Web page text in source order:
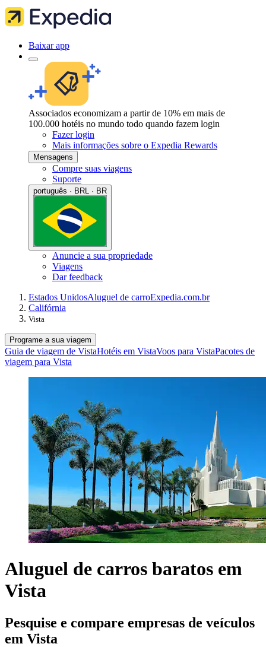
Baixar app
Associados economizam a partir de 10% em mais de
100.000 hotéis no mundo todo quando fazem login
Fazer login
Mais informações sobre o Expedia Rewards
Mensagens
Compre suas viagens
Suporte
português · BRL · BR
Anuncie a sua propriedade
Viagens
Dar feedback
Estados UnidosAluguel de carroExpedia.com.br
Califórnia
Vista
Programe a sua viagem
Guia de viagem de VistaHotéis em VistaVoos para VistaPacotes de
viagem para Vista
Aluguel de carros baratos em
Vista
Pesquise e compare empresas de veículos
em Vista